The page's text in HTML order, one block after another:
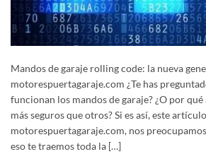
Mandos de garaje rolling code: la nueva
motorespuertagaraje.com ¿Te has
funcionan los mandos de garaje? ¿O por
más seguros que otros? Si es así, este
motorespuertagaraje.com, nos
eso te traemos toda la […]